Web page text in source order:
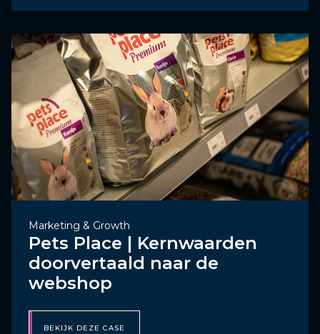
Marketing & Growth
Pets Place | Kernwaarden
doorvertaald naar de
webshop
BEKIJK DEZE CASE